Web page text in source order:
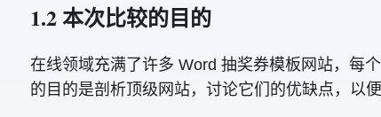
1.2 本次比较的目的
在线领域充满了许多 Word 抽奖券模板网站，每
的目的是剖析顶级网站，讨论它们的优缺点，以